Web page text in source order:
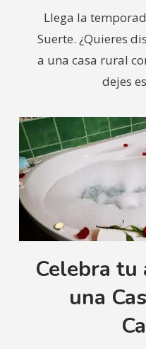
Llega la
Suerte. ¿Quieres
a una casa rural
dejes
Celebra tu
una